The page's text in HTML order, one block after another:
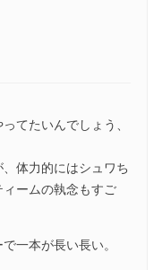
てたいんでしょう、
体力的にはシュワち
ームの執念もすご
一本が長い長い。